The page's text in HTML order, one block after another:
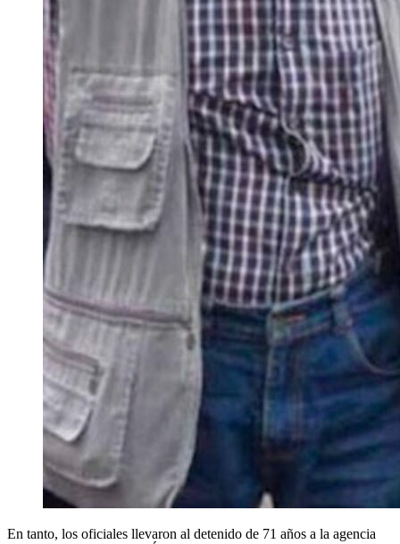
En tanto, los oficiales llevaron al detenido de 71 años a la agencia